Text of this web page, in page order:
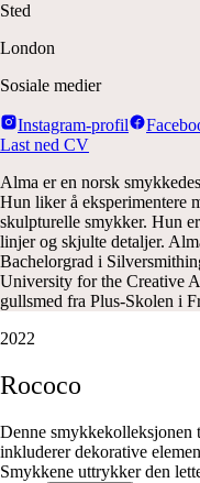
Sted
London
Sosiale medier
Instagram-profil
Last ned CV
Alma er en norsk
Hun liker å eksperimentere
skulpturelle smykker. Hun
linjer og skjulte detaljer.
Bachelorgrad i
University for the Creative
gullsmed fra Plus-Skolen i
2022
Rococo
Denne smykkekolleksjonen
inkluderer dekorative
Smykkene uttrykker den